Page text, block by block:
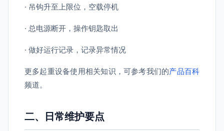
· 吊钩升至上限位，空载停机
· 总电源断开，操作钥匙取出
· 做好运行记录，记录异常情况
更多起重设备使用相关知识，可参考我们的产品百科
频道。
二、日常维护要点